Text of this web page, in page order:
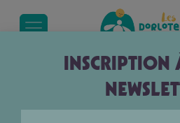
LE
INSCRIPTION